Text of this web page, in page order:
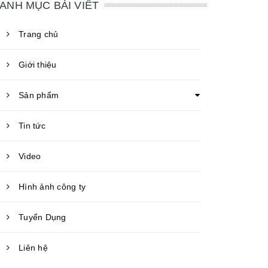
MỤC BÀI VIẾT
Trang chủ
Giới thiệu
Sản phẩm
Tin tức
Video
Hình ảnh công ty
Tuyển Dụng
Liên hệ